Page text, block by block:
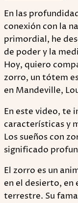
En las
conexión con la
primordial, he
de poder y la
Hoy, quiero
zorro, un tótem
en Mandeville,
En este video, te
características y
Los sueños con
significado
El zorro es un
en el desierto,
terrestre. Su